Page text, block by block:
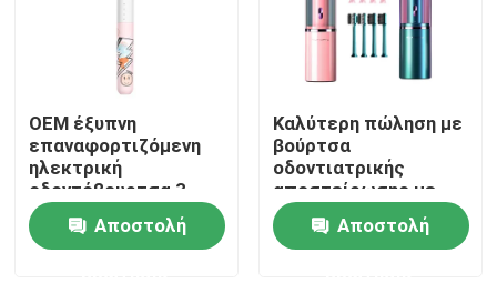
επανακαταλογηστέα ηλεκτρική οδοντόβουρτσα
Ενήλικη ηλεκτρική οδοντόβουρτσα
Ηλεκτρική οδοντόβουρτσα παιδιών
OEM έξυπνη
επαναφορτιζόμενη
ηλεκτρική
οδοντόβουρτσα 3
λειτουργίες ηχητική
ηλεκτρική
οδοντόβουρτσα για
Αποστολή
Καλύτερη πώληση με
βούρτσα
οδοντιατρικής
αποστείρωσης με
υπεριώδη
ακτινοβολία, Q-05,
μαλακή βούρτσα,
Αποστολή